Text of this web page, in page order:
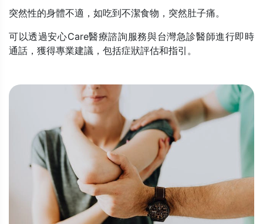
突然性的身體不適，如吃到不潔食物，突然肚子痛。
可以透過安心Care醫療諮詢服務與台灣急診醫師進行即時
通話，獲得專業建議，包括症狀評估和指引。